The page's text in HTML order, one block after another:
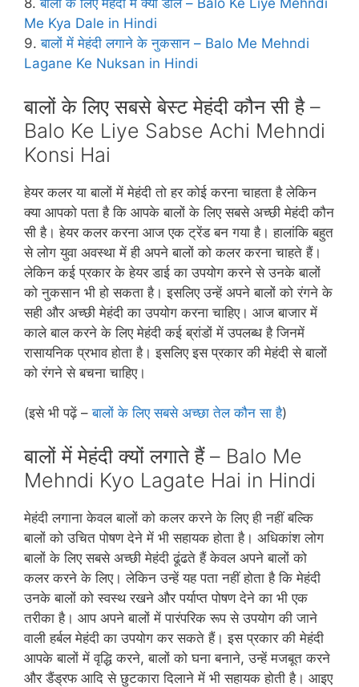
8.बालों के लिए मेहंदी में क्‍या डालें – Balo Ke Liye Mehndi
Me Kya Dale in Hindi
9.बालों में मेहंदी लगाने के नुकसान – Balo Me Mehndi
Lagane Ke Nuksan in Hindi
बालों के लिए सबसे बेस्ट मेहंदी कौन सी है –
Balo Ke Liye Sabse Achi Mehndi
Konsi Hai
हेयर कलर या बालों में मेहंदी तो हर कोई करना चाहता है लेकिन
क्‍या आपको पता है कि आपके बालों के लिए सबसे अच्‍छी मेहंदी कौन
सी है। हेयर कलर करना आज एक ट्रेंड बन गया है। हालांकि बहुत
से लोग युवा अवस्‍था में ही अपने बालों को कलर करना चाहते हैं।
लेकिन कई प्रकार के हेयर डाई का उपयोग करने से उनके बालों
को नुकसान भी हो सकता है। इसलिए उन्‍हें अपने बालों को रंगने के
सही और अच्‍छी मेहंदी का उपयोग करना चाहिए। आज बाजार में
काले बाल करने के लिए मेहंदी कई ब्रांडों में उपलब्‍ध है जिनमें
रासायनिक प्रभाव होता है। इसलिए इस प्रकार की मेहंदी से बालों
को रंगने से बचना चाहिए।
(इसे भी पढ़ें –बालों के लिए सबसे अच्छा तेल कौन सा है)
बालों में मेहंदी क्यों लगाते हैं – Balo Me
Mehndi Kyo Lagate Hai in Hindi
मेहंदी लगाना केवल बालों को कलर करने के लिए ही नहीं बल्कि
बालों को उचित पोषण देने में भी सहायक होता है। अधिकांश लोग
बालों के लिए सबसे अच्‍छी मेहंदी ढूंढते हैं केवल अपने बालों को
कलर करने के लिए। लेकिन उन्‍हें यह पता नहीं होता है कि मेहंदी
उनके बालों को स्‍वस्‍थ रखने और पर्याप्‍त पोषण देने का भी एक
तरीका है। आप अपने बालों में पारंपरिक रूप से उपयोग की जाने
वाली हर्बल मेहंदी का उपयोग कर सकते हैं। इस प्रकार की मेहंदी
आपके बालों में वृद्धि करने, बालों को घना बनाने, उन्‍हें मजबूत करने
और डैंड्रफ आदि से छुटकारा दिलाने में भी सहायक होती है। आइए